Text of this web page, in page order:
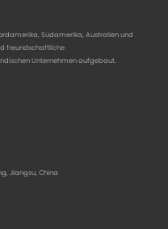
Südamerika, Australien und
freundschaftliche
Unternehmen aufgebaut.
Jiangsu, China